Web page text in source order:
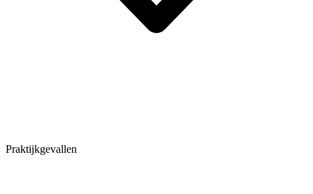
Praktijkgevallen